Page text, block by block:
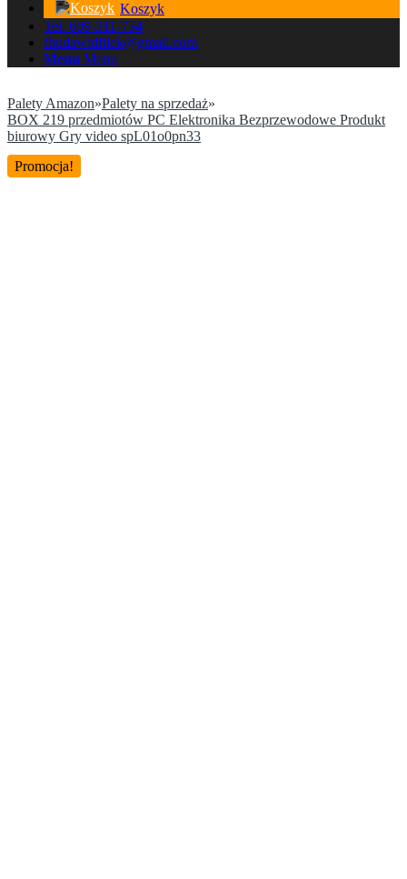
Koszyk
Tel. 609-311-734
fhudawidfilek@gmail.com
Menu Menu
Palety Amazon»Palety na sprzedaż»
BOX 219 przedmiotów PC Elektronika Bezprzewodowe Produkt
biurowy Gry video spL01o0pn33
Promocja!